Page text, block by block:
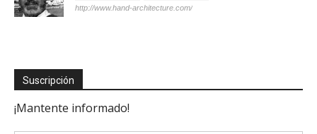
http://www.hand-architecture.com/
Suscripción